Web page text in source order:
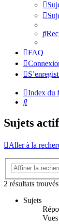
FAQ
Index du
Rechercher
Sujets
Aller à la
2 résultats
Sujets
Vues